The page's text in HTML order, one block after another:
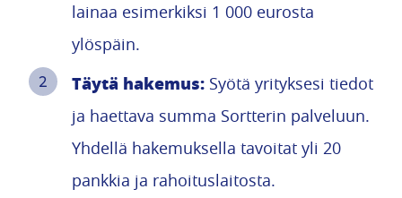
lainaa esimerkiksi 1 000 eurosta
ylöspäin.
Täytä hakemus: Syötä yrityksesi tiedot
ja haettava summa Sortterin palveluun.
Yhdellä hakemuksella tavoitat yli 20
pankkia ja rahoituslaitosta.